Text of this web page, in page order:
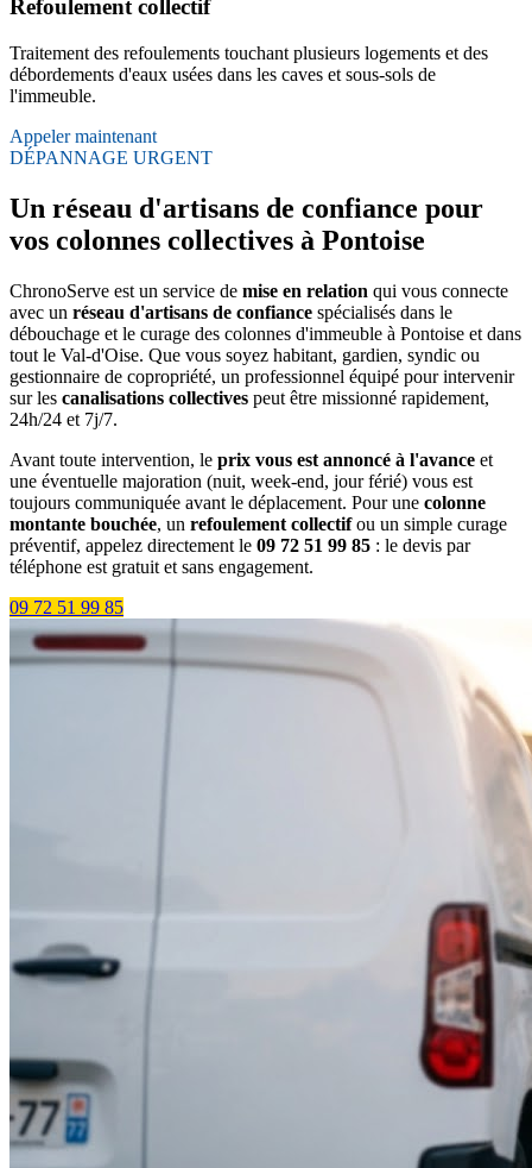
Refoulement collectif
Traitement des refoulements touchant plusieurs logements et des
débordements d'eaux usées dans les caves et sous-sols de
l'immeuble.
Appeler maintenant
DÉPANNAGE URGENT
Un réseau d'artisans de confiance pour
vos colonnes collectives à Pontoise
ChronoServe est un service de mise en relation qui vous connecte
avec un réseau d'artisans de confiance spécialisés dans le
débouchage et le curage des colonnes d'immeuble à Pontoise et dans
tout le Val-d'Oise. Que vous soyez habitant, gardien, syndic ou
gestionnaire de copropriété, un professionnel équipé pour intervenir
sur les canalisations collectives peut être missionné rapidement,
24h/24 et 7j/7.
Avant toute intervention, le prix vous est annoncé à l'avance et
une éventuelle majoration (nuit, week-end, jour férié) vous est
toujours communiquée avant le déplacement. Pour une colonne
montante bouchée, un refoulement collectifou un simple curage
préventif, appelez directement le 09 72 51 99 85 : le devis par
téléphone est gratuit et sans engagement.
09 72 51 99 85